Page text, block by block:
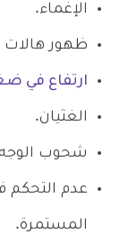
الإغماء.
ظهور هالات
ارتفاع في
الغثيان.
شحوب
عدم التحكم
المستمرة.